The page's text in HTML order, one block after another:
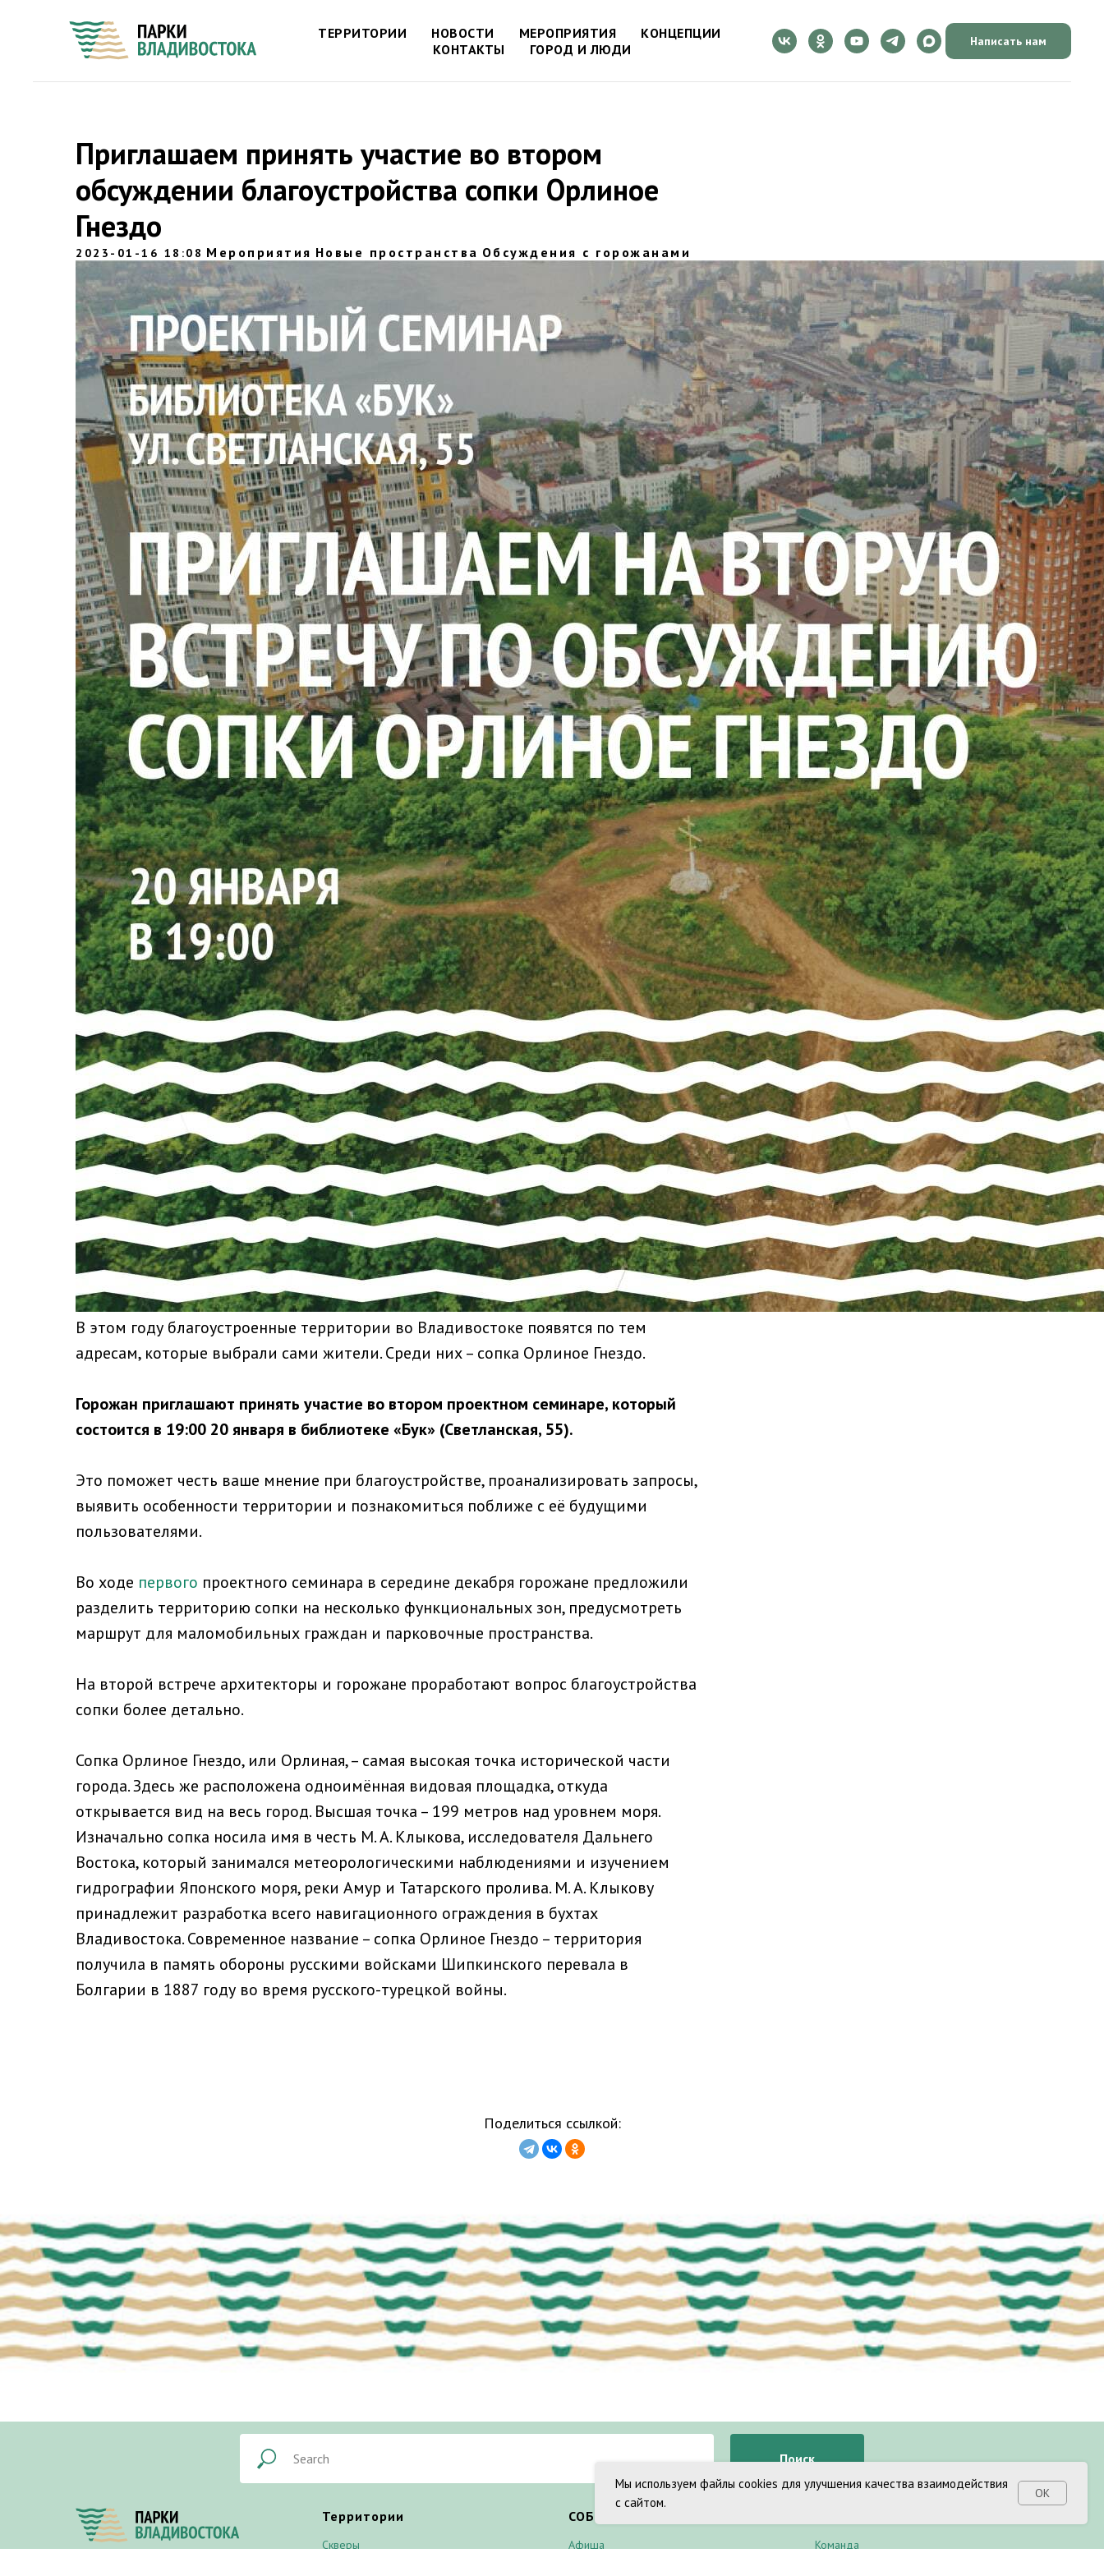
ТЕРРИТОРИИ НОВОСТИ МЕРОПРИЯТИЯ
КОНЦЕПЦИИ
КОНТАКТЫ
ГОРОД И ЛЮДИ
Написать нам
Приглашаем принять участие во втором
обсуждении благоустройства сопки Орлиное
Гнездо
2023-01-16 18:08 Мероприятия Новые пространства Обсуждения с горожанами
В этом году благоустроенные территории во Владивостоке появятся по тем
адресам, которые выбрали сами жители. Среди них – сопка Орлиное Гнездо.
Горожан приглашают принять участие во втором проектном семинаре, который
состоится в 19:00 20 января в библиотеке «Бук» (Светланская, 55).
Это поможет честь ваше мнение при благоустройстве, проанализировать запросы,
выявить особенности территории и познакомиться поближе с её будущими
пользователями.
Во ходе первого проектного семинара в середине декабря горожане предложили
разделить территорию сопки на несколько функциональных зон, предусмотреть
маршрут для маломобильных граждан и парковочные пространства.
На второй встрече архитекторы и горожане проработают вопрос благоустройства
сопки более детально.
Сопка Орлиное Гнездо, или Орлиная, – самая высокая точка исторической части
города. Здесь же расположена одноимённая видовая площадка, откуда
открывается вид на весь город. Высшая точка – 199 метров над уровнем моря.
Изначально сопка носила имя в честь М. А. Клыкова, исследователя Дальнего
Востока, который занимался метеорологическими наблюдениями и изучением
гидрографии Японского моря, реки Амур и Татарского пролива. М. А. Клыкову
принадлежит разработка всего навигационного ограждения в бухтах
Владивостока. Современное название – сопка Орлиное Гнездо – территория
получила в память обороны русскими войсками Шипкинского перевала в
Болгарии в 1887 году во время русского-турецкой войны.
Поделиться ссылкой:
Мы используем файлы cookies для улучшения качества взаимодействия
с сайтом.
ОК
Поиск
Территории
Скверы
СОБЫТИЯ
Афиша
Команда